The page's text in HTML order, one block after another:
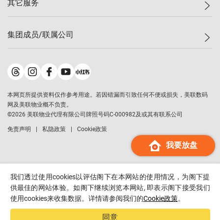
我们透过使用cookies以评估阁下在本网站的使用情况，为阁下提
供最佳的网站体验。如阁下继续浏览本网站, 即表示阁下接受我们
使用cookies来收集数据。详情请参阅我们的Cookie政策。
同意
我要放盘
美联豪宅
独家楼盘
租房
查询热线
按揭计算机
负担能力计算机
转按计算机
缴款方式
历史成交
小区成交排行榜
地区百科
其它服务
小区专页
美联精英会
美善会
地产经纪人管理协会
申报已递交的购楼开盘
集团成员/联属公司
美联物业
鋑联控股*
美联工商铺*
美联中国
美联澳门
美联金融集团
美联测量师行
香港置业
经络按揭
本网页所提供资料仅作参考用途。若因错漏而引致任何不便或损失，美联数码
网及美联物业概不负责。
©2026 美联物业代理有限公司牌照号码C-000982及或其有联系公司
免责声明 私隐政策 Cookie政策